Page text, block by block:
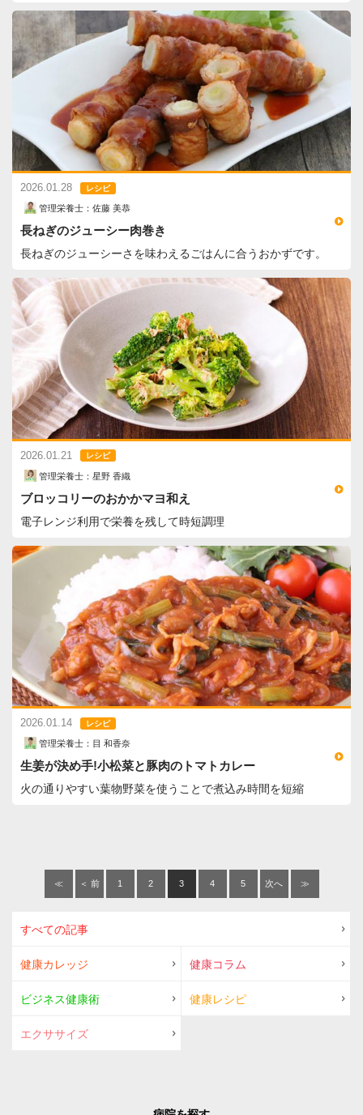
2026.01.28 レシピ
管理栄養士：佐藤 美恭
長ねぎのジューシー肉巻き
長ねぎのジューシーさを味わえるごはんに合うおかずです。
2026.01.21 レシピ
管理栄養士：星野 香織
ブロッコリーのおかかマヨ和え
電子レンジ利用で栄養を残して時短調理
2026.01.14 レシピ
管理栄養士：目 和香奈
生姜が決め手!小松菜と豚肉のトマトカレー
火の通りやすい葉物野菜を使うことで煮込み時間を短縮
≪ ＜ 前 1 2 3 4 5 次へ ≫
すべての記事
健康カレッジ 健康コラム
ビジネス健康術 健康レシピ
エクササイズ